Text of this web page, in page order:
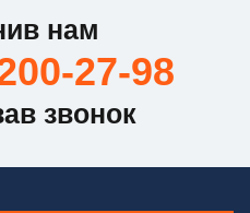
нам
27-98
звонок